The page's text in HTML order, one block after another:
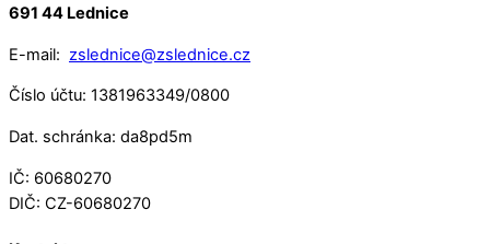
691 44 Lednice
E-mail: zslednice@zslednice.cz
Číslo účtu: 1381963349/0800
Dat. schránka: da8pd5m
IČ: 60680270
DIČ: CZ-60680270